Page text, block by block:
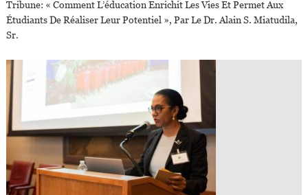
Tribune: « Comment L’éducation Enrichit Les Vies Et Permet Aux
Étudiants De Réaliser Leur Potentiel », Par Le Dr. Alain S. Miatudila,
Sr.